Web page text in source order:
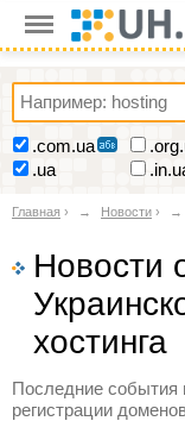
.com.ua
.ua
Главная › Новости ›
Новости
хостинга
Последние события
регистрации